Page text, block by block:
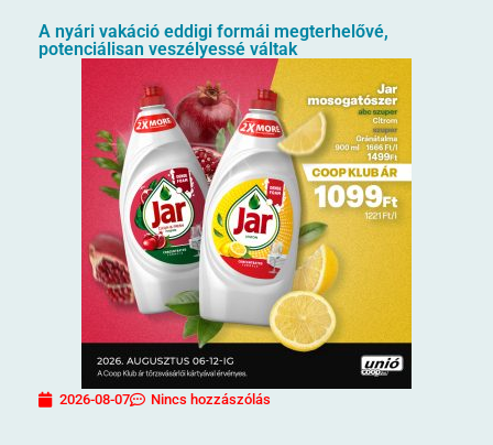
A nyári vakáció eddigi formái megterhelővé,
potenciálisan veszélyessé váltak
2026-08-07 Nincs hozzászólás